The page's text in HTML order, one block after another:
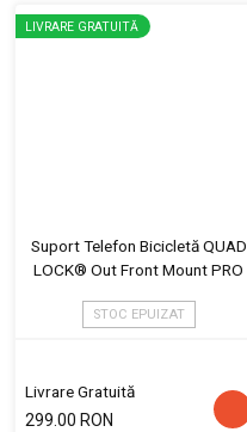
LIVRARE GRATUITĂ
Suport Telefon Bicicletă QUAD
LOCK® Out Front Mount PRO
STOC EPUIZAT
Livrare Gratuită
299.00 RON